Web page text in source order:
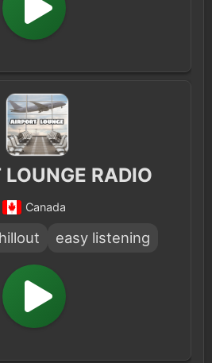
RADIO
Canada
easy listening